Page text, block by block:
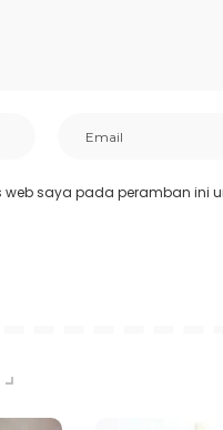
saya pada peramban ini